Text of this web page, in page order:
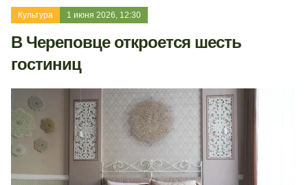
Культура 1 июня 2026, 12:30
В Череповце откроется шесть
гостиниц